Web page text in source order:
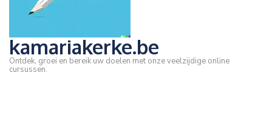
Enter)
kamariakerke.be
Ontdek, groei en bereik uw doelen met onze veelzijdige online
cursussen.